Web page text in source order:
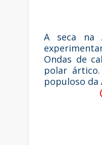
A seca na
Ondas de
polar
populoso da